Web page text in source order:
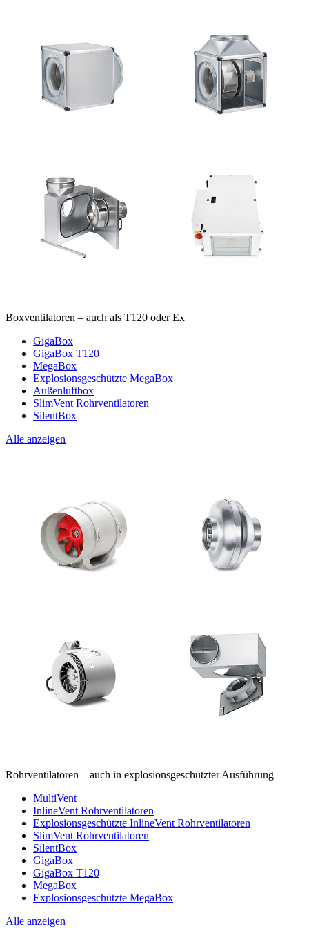
Boxventilatoren – auch als T120 oder Ex
GigaBox
GigaBox T120
MegaBox
Explosionsgeschützte MegaBox
Außenluftbox
SlimVent Rohrventilatoren
SilentBox
Alle anzeigen
Rohrventilatoren – auch in explosionsgeschützter Ausführung
MultiVent
InlineVent Rohrventilatoren
Explosionsgeschützte InlineVent Rohrventilatoren
SlimVent Rohrventilatoren
SilentBox
GigaBox
GigaBox T120
MegaBox
Explosionsgeschützte MegaBox
Alle anzeigen